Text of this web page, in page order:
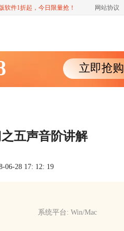
软件1折起，今日限量抢！ 网站协议
立即抢购
五声音阶讲解
06-28 17: 12: 19
系统平台: Win/Mac